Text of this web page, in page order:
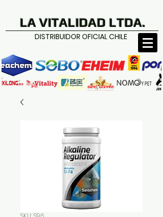
LA VITALIDAD LTDA.
DISTRIBUIDOR OFICIAL CHILE